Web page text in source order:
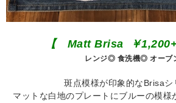
【 Matt Brisa ￥
レンジ◎ 食洗機◎ オー
斑点模様が印象的なBrisaシ
マットな白地のプレートにブルーの模様